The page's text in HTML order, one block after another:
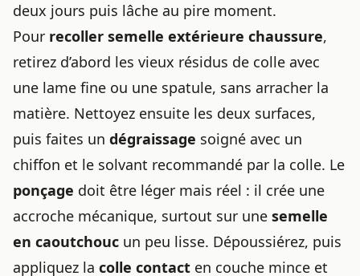
deux jours puis lâche au pire moment.
Pour recoller semelle extérieure chaussure,
retirez d’abord les vieux résidus de colle avec
une lame fine ou une spatule, sans arracher la
matière. Nettoyez ensuite les deux surfaces,
puis faites un dégraissage soigné avec un
chiffon et le solvant recommandé par la colle. Le
ponçage doit être léger mais réel : il crée une
accroche mécanique, surtout sur une semelle
en caoutchouc un peu lisse. Dépoussiérez, puis
appliquez la colle contact en couche mince et